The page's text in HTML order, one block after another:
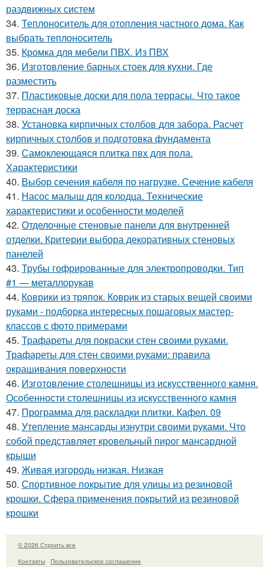
раздвижных систем
34. Теплоноситель для отопления частного дома. Как
выбрать теплоноситель
35. Кромка для мебели ПВХ. Из ПВХ
36. Изготовление барных стоек для кухни. Где
разместить
37. Пластиковые доски для пола террасы. Что такое
террасная доска
38. Установка кирпичных столбов для забора. Расчет
кирпичных столбов и подготовка фундамента
39. Самоклеющаяся плитка пвх для пола.
Характеристики
40. Выбор сечения кабеля по нагрузке. Сечение кабеля
41. Насос малыш для колодца. Технические
характеристики и особенности моделей
42. Отделочные стеновые панели для внутренней
отделки. Критерии выбора декоративных стеновых
панелей
43. Трубы гофрированные для электропроводки. Тип
#1 — металлорукав
44. Коврики из тряпок. Коврик из старых вещей своими
руками - подборка интересных пошаговых мастер-
классов с фото примерами
45. Трафареты для покраски стен своими руками.
Трафареты для стен своими руками: правила
окрашивания поверхности
46. Изготовление столешницы из искусственного камня.
Особенности столешницы из искусственного камня
47. Программа для раскладки плитки. Кафел. 09
48. Утепление мансарды изнутри своими руками. Что
собой представляет кровельный пирог мансардной
крыши
49. Живая изгородь низкая. Низкая
50. Спортивное покрытие для улицы из резиновой
крошки. Сфера применения покрытий из резиновой
крошки
© 2026 Строить все
Контакты
Пользовательское соглашение